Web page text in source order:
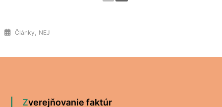
Články , NEJ
Zverejňovanie faktúr